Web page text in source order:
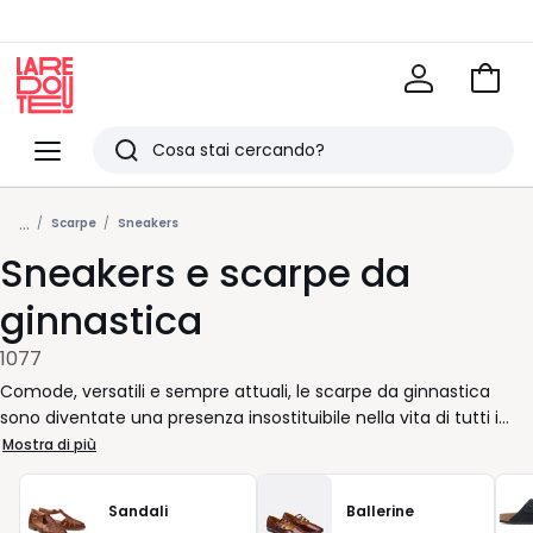
Menu
Redoute
Ricerca
Ultimi
articoli
visti
Vai
... Scarpe Sneakers
Sneakers e scarpe da
ginnastica
1077
Comode, versatili e sempre attuali, le scarpe da ginnastica
sono diventate una presenza insostituibile nella vita di tutti i
giorni. Che tu stia correndo da un appuntamento all’altro o
semplicemente cercando un look rilassato per il fine settimana,
pensati per offrire sostegno e libertà di movimento, il piede è
Mostra di più
Sandali Ballerine